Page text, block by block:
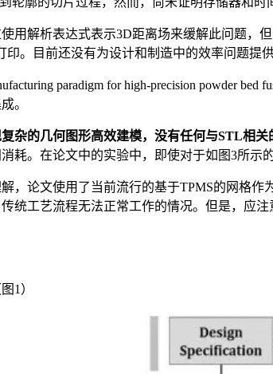
用解析表达式表示3D距离场来缓解此问题，
印。目前还没有为设计和制造中的效率问题提
paradigm for high-precision
。
杂的几何图形高效建模，没有任何与STL相关
耗。在论文中的实验中，即使对于如图3所示
，论文使用了当前流行的基于TPMS的网格
统工艺流程无法正常工作的情况。但是，应
1）